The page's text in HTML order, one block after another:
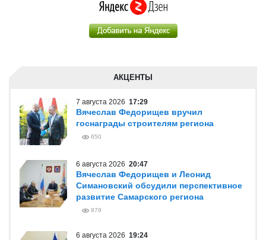
АКЦЕНТЫ
7 августа 2026 17:29
Вячеслав Федорищев вручил
госнаграды строителям региона
650
6 августа 2026 20:47
Вячеслав Федорищев и Леонид
Симановский обсудили перспективное
развитие Самарского региона
879
6 августа 2026 19:24